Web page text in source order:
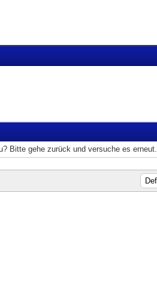
Bitte gehe zurück und versuche es erneut.